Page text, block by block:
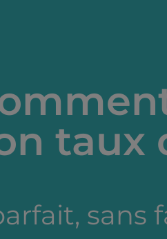
taux
sans